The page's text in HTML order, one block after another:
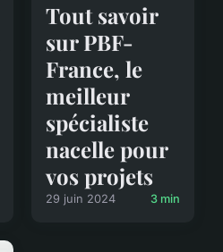
Tout savoir
sur PBF-
France, le
meilleur
spécialiste
nacelle pour
vos projets
29 juin 2024 3 min